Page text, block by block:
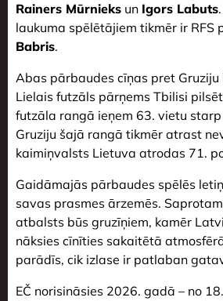
Rainers Mūrnieks un Igors Labuts
laukuma spēlētājiem tikmēr ir RFS
Babris.
Abas pārbaudes cīņas pret Gruziju
Lielais futzāls pārņems Tbilisi
futzāla rangā ieņem 63. vietu
Gruziju šajā rangā tikmēr atrast
kaimiņvalsts Lietuva atrodas 71.
Gaidāmajās pārbaudes spēlēs
savas prasmes ārzemēs.
atbalsts būs gruzīņiem, kamēr
nāksies cīnīties sakaitētā
parādīs, cik izlase ir patlaban
EČ norisināsies 2026. gadā – no